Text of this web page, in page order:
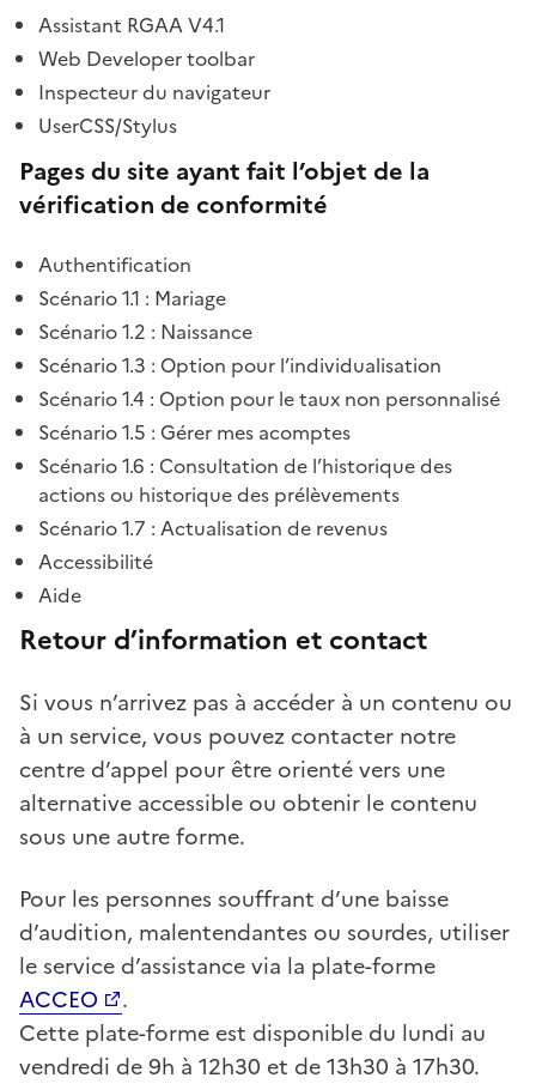
Assistant RGAA V4.1
Web Developer toolbar
Inspecteur du navigateur
UserCSS/Stylus
Pages du site ayant fait l’objet de la
vérification de conformité
Authentification
Scénario 1.1 : Mariage
Scénario 1.2 : Naissance
Scénario 1.3 : Option pour l’individualisation
Scénario 1.4 : Option pour le taux non personnalisé
Scénario 1.5 : Gérer mes acomptes
Scénario 1.6 : Consultation de l’historique des
actions ou historique des prélèvements
Scénario 1.7 : Actualisation de revenus
Accessibilité
Aide
Retour d’information et contact
Si vous n’arrivez pas à accéder à un contenu ou
à un service, vous pouvez contacter notre
centre d’appel pour être orienté vers une
alternative accessible ou obtenir le contenu
sous une autre forme.
Pour les personnes souffrant d’une baisse
d’audition, malentendantes ou sourdes, utiliser
le service d’assistance via la plate-forme
ACCEO
.
Cette plate-forme est disponible du lundi au
vendredi de 9h à 12h30 et de13h30 à 17h30.